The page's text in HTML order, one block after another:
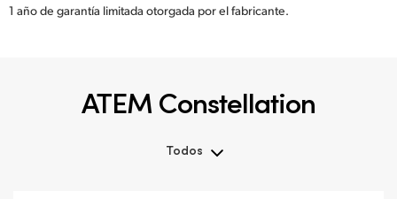
1 año de garantía limitada otorgada por el fabricante.
ATEM Constellation
Todos